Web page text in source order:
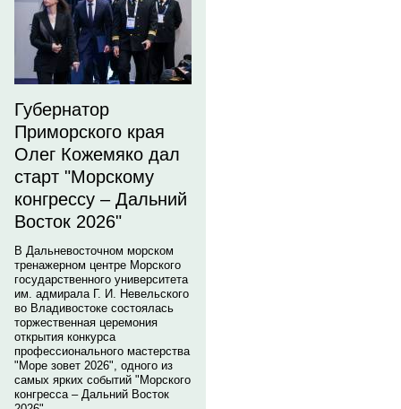
Губернатор
Приморского края
Олег Кожемяко дал
старт "Морскому
конгрессу – Дальний
Восток 2026"
В Дальневосточном морском
тренажерном центре Морского
государственного университета
им. адмирала Г. И. Невельского
во Владивостоке состоялась
торжественная церемония
открытия конкурса
профессионального мастерства
"Море зовет 2026", одного из
самых ярких событий "Морского
конгресса – Дальний Восток